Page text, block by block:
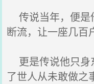
传说当年，便是
断流，让一座几百
更是传说他只身
了世人从未敢做